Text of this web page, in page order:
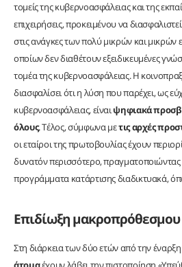
τομείς της κυβερνοασφάλειας και της
επιχειρήσεις, προκειμένου να
στις ανάγκες των πολύ μικρών και μικρών
οποίων δεν διαθέτουν εξειδικευμένες
τομέα της κυβερνοασφάλειας. Η
διασφαλίσει ότι η λύση που παρέχει, ως
κυβερνοασφάλειας, είναιψηφιακά
όλους. Τέλος, σύμφωνα μετις αρχές
οι εταίροι της πρωτοβουλίας έχουν
δυνατόν περισσότερο,
προγράμματα κατάρτισης διαδικτυακά,
Επιδίωξη
Στη διάρκεια των δύο ετών από την